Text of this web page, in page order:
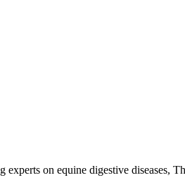
experts on equine digestive diseases,